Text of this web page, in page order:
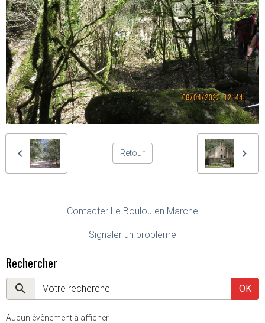
Retour
Contacter Le Boulou en Marche
Signaler un problème
Rechercher
OK
Aucun évènement à afficher.